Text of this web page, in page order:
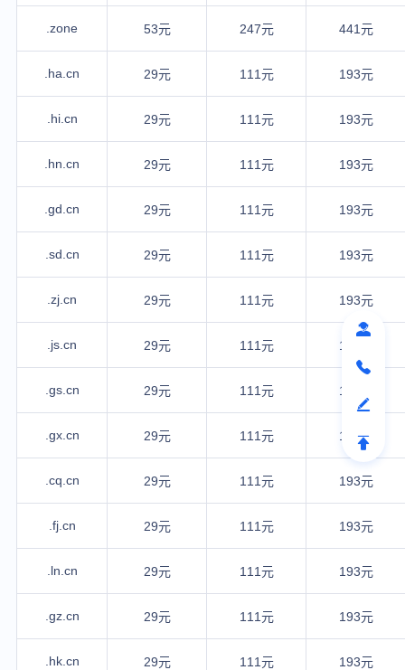
.zone 53元 247元 441元
.ha.cn 29元 111元 193元
.hi.cn 29元 111元 193元
.hn.cn 29元 111元 193元
.gd.cn 29元 111元 193元
.sd.cn 29元 111元 193元
.zj.cn 29元 111元 193元
.js.cn 29元 111元 193元
.gs.cn 29元 111元 193元
.gx.cn 29元 111元 193元
.cq.cn 29元 111元 193元
.fj.cn 29元 111元 193元
.ln.cn 29元 111元 193元
.gz.cn 29元 111元 193元
.hk.cn 29元 111元 193元